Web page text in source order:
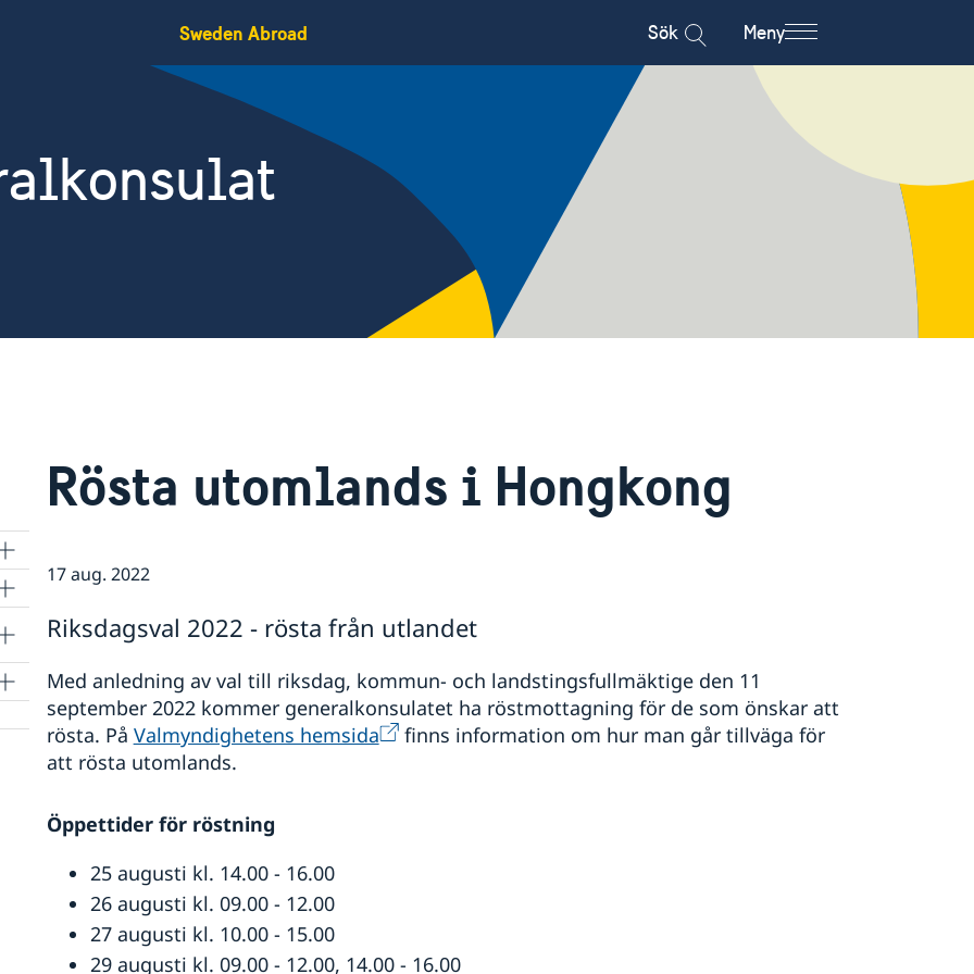
Sweden Abroad Sök Meny
Rösta utomlands i Hongkong
17 aug. 2022
Riksdagsval 2022 - rösta från utlandet
Med anledning av val till riksdag, kommun- och landstingsfullmäktige den 11
september 2022 kommer generalkonsulatet ha röstmottagning för de som önskar att
rösta. På Valmyndighetens hemsida
finns information om hur man går tillväga för
att rösta utomlands.
Öppettider för röstning
25 augusti kl. 14.00 - 16.00
26 augusti kl. 09.00 - 12.00
27 augusti kl. 10.00 - 15.00
29 augusti kl. 09.00 - 12.00, 14.00 - 16.00